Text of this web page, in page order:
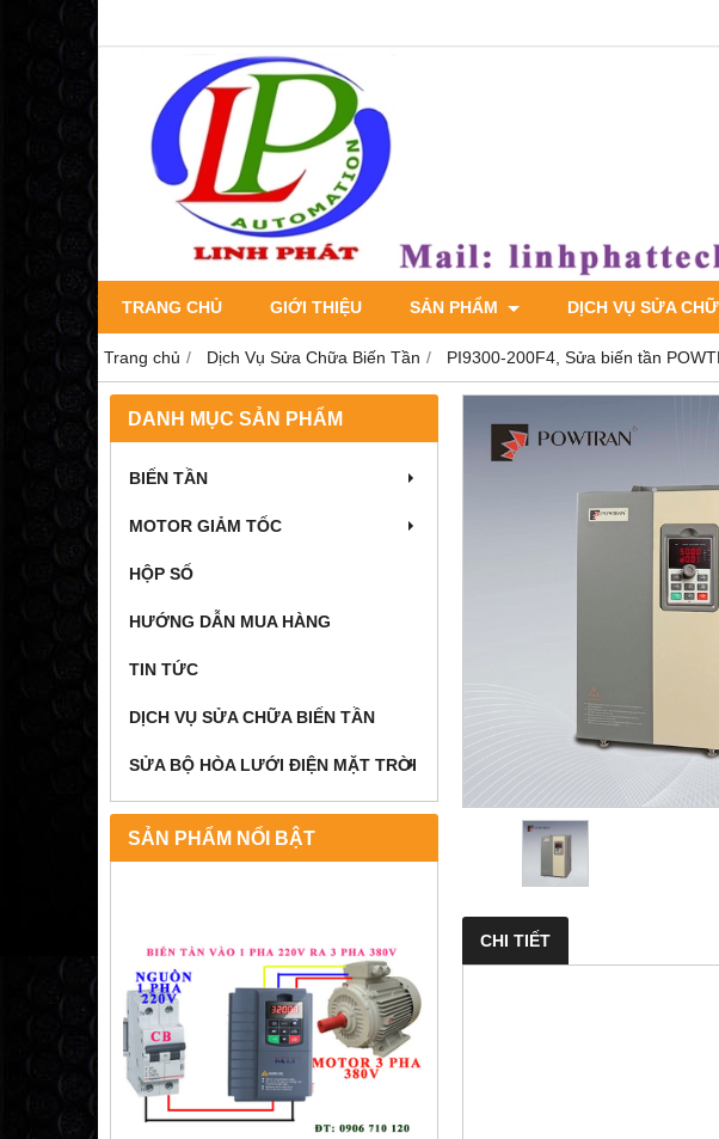
TRANG CHỦ GIỚI THIỆU SẢN PHẨM DỊCH VỤ SỬA
Trang chủ Dịch Vụ Sửa Chữa Biến Tần PI9300-200F4, Sửa biến tần
DANH MỤC SẢN PHẨM
BIẾN TẦN
MOTOR GIẢM TỐC
HỘP SỐ
HƯỚNG DẪN MUA HÀNG
TIN TỨC
DỊCH VỤ SỬA CHỮA BIẾN TẦN
SỬA BỘ HÒA LƯỚI ĐIỆN MẶT TRỜI
SẢN PHẨM NỔI BẬT
CHI TIẾT